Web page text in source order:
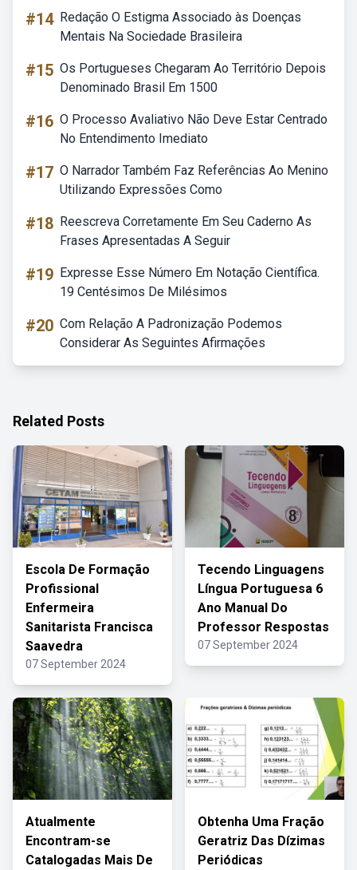
#14 Redação O Estigma Associado às Doenças
Mentais Na Sociedade Brasileira
#15 Os Portugueses Chegaram Ao Território Depois
Denominado Brasil Em 1500
#16 O Processo Avaliativo Não Deve Estar Centrado
No Entendimento Imediato
#17 O Narrador Também Faz Referências Ao Menino
Utilizando Expressões Como
#18 Reescreva Corretamente Em Seu Caderno As
Frases Apresentadas A Seguir
#19 Expresse Esse Número Em Notação Científica.
19 Centésimos De Milésimos
#20 Com Relação A Padronização Podemos
Considerar As Seguintes Afirmações
Related Posts
Escola De Formação
Profissional
Enfermeira
Sanitarista Francisca
Saavedra
07 September 2024
Tecendo Linguagens
Língua Portuguesa 6
Ano Manual Do
Professor Respostas
07 September 2024
Atualmente
Encontram-se
Catalogadas Mais De
Obtenha Uma Fração
Geratriz Das Dízimas
Periódicas